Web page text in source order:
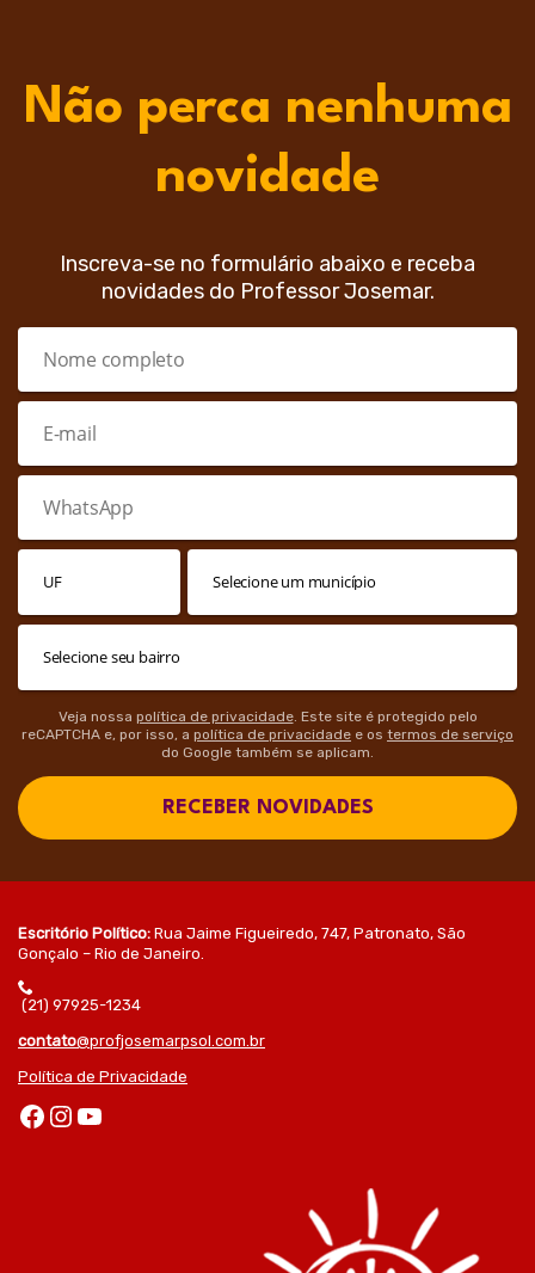
Não perca nenhuma
novidade
Inscreva-se no formulário abaixo e receba
novidades do Professor Josemar.
Veja nossa política de privacidade. Este site é protegido pelo
reCAPTCHA e, por isso, a política de privacidade e os termos de serviço
do Google também se aplicam.
RECEBER NOVIDADES
Escritório Político: Rua Jaime Figueiredo, 747, Patronato, São
Gonçalo – Rio de Janeiro.
(21) 97925-1234
contato@profjosemarpsol.com.br
Política de Privacidade
Facebook Instagram Youtube